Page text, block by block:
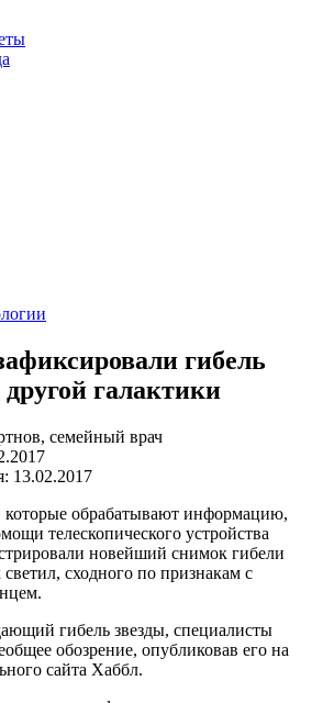
гибель
галактики
семейный врач
13.02.2017
обрабатывают информацию,
телескопического устройства
новейший снимок гибели
сходного по признакам с
гибель звезды, специалисты
обозрение, опубликовав его на
сайта Хаббл.